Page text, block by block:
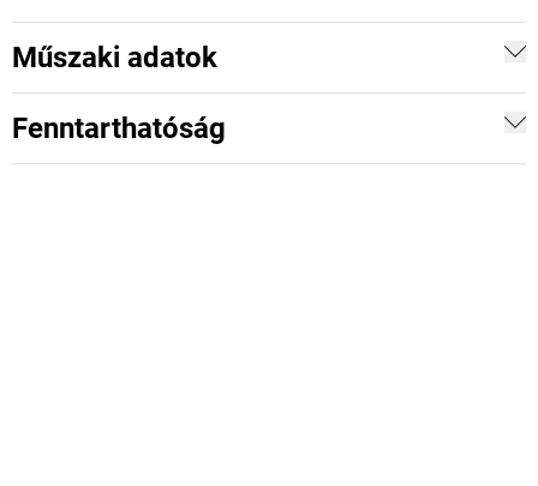
Műszaki adatok
Fenntarthatóság